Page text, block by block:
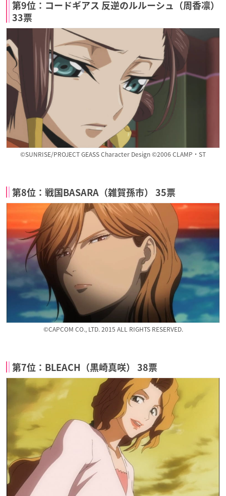
第9位：コードギアス 反逆のルルーシュ（周香凛）
33票
©SUNRISE/PROJECT GEASS Character Design ©2006 CLAMP・ST
第8位：戦国BASARA（雑賀孫市） 35票
©CAPCOM CO., LTD. 2015 ALL RIGHTS RESERVED.
第7位：BLEACH（黒崎真咲） 38票